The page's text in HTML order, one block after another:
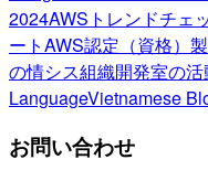
2024AWSトレンドチェ
ートAWS認定（資格）
の情シス組織開発室の活
LanguageVietnamese
お問い合わせ